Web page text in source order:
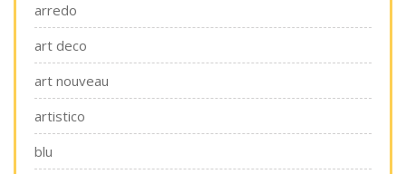
arredo
art deco
art nouveau
artistico
blu